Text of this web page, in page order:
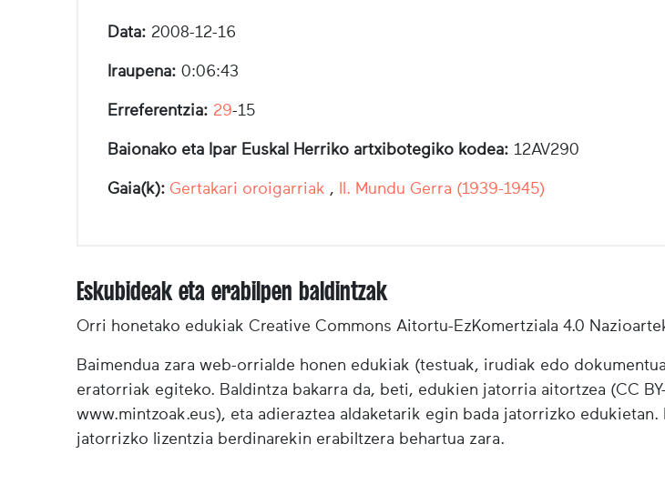
Data: 2008-12-16
Iraupena: 0:06:43
Erreferentzia: 29-15
Baionako eta Ipar Euskal Herriko artxibotegiko kodea: 12AV290
Gaia(k): Gertakari oroigarriak , II. Mundu Gerra (1939-1945)
Eskubideak eta erabilpen baldintzak
Orri honetako edukiak Creative Commons Aitortu-EzKomertziala 4.0
Baimendua zara web-orrialde honen edukiak (testuak, irudiak edo
eratorriak egiteko. Baldintza bakarra da, beti, edukien jatorria aitortzea (CC
www.mintzoak.eus), eta adieraztea aldaketarik egin bada jatorrizko
jatorrizko lizentzia berdinarekin erabiltzera behartua zara.